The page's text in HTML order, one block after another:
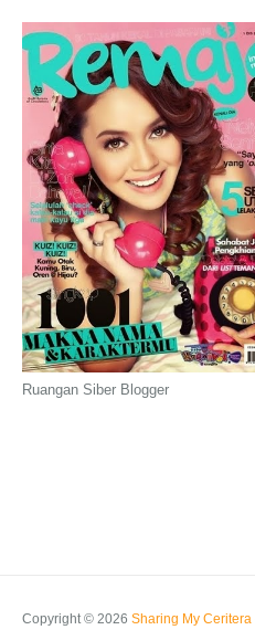
Ruangan Siber Blogger
Copyright © 2026 Sharing My